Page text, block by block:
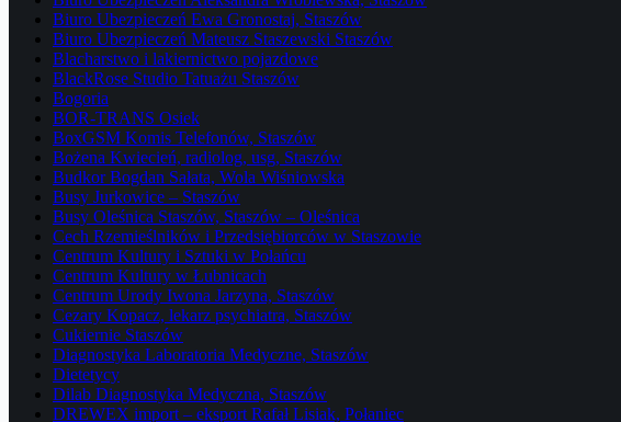
Biuro Ubezpieczeń Ewa Gronostaj, Staszów
Biuro Ubezpieczeń Mateusz Staszewski Staszów
Blacharstwo i lakiernictwo pojazdowe
BlackRose Studio Tatuażu Staszów
Bogoria
BOR-TRANS Osiek
BoxGSM Komis Telefonów, Staszów
Bożena Kwiecień, radiolog, usg, Staszów
Budkor Bogdan Sałata, Wola Wiśniowska
Busy Jurkowice – Staszów
Busy Oleśnica Staszów, Staszów – Oleśnica
Cech Rzemieślników i Przedsiębiorców w Staszowie
Centrum Kultury i Sztuki w Połańcu
Centrum Kultury w Łubnicach
Centrum Urody Iwona Jarzyna, Staszów
Cezary Kopacz, lekarz psychiatra, Staszów
Cukiernie Staszów
Diagnostyka Laboratoria Medyczne, Staszów
Dietetycy
Dilab Diagnostyka Medyczna, Staszów
DREWEX import – eksport Rafał Lisiak, Połaniec